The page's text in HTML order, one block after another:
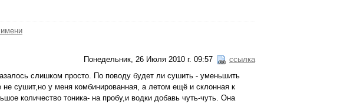
Понедельник, 26 Июля 2010 г. 09:57 ссылка
слишком просто. По поводу будет ли сушить - уменьшить
сушит,но у меня комбинированная, а летом ещё и склонная к
количество тоника- на пробу,и водки добавь чуть-чуть. Она